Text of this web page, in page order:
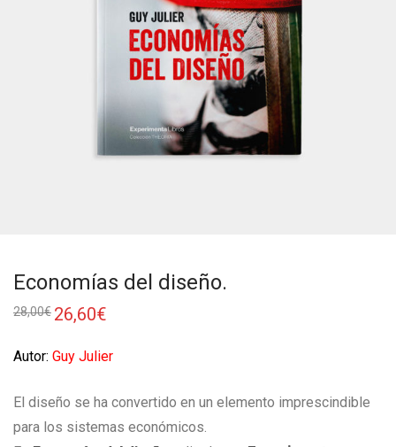
Economías del diseño.
28,00€ 26,60€
Autor: Guy Julier
El diseño se ha convertido en un elemento imprescindible
para los sistemas económicos.